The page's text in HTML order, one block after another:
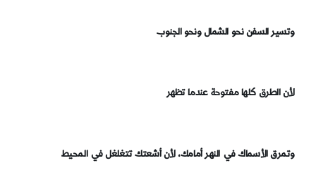
وتسير السفن نحو الشمال ونحو الجنوب
لأن الطرق كلها مفتوحة عندما تظهر
وتمرق الأسماك في النهر أمامك، لأن أشعتك تتغلغل في المحيط